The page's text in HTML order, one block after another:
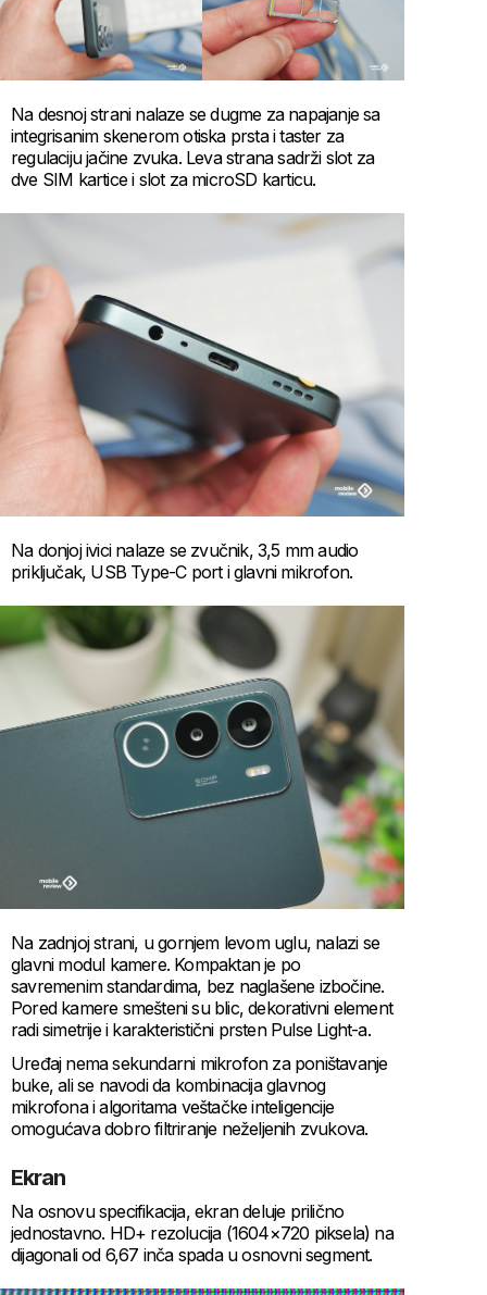
Na desnoj strani nalaze se dugme za napajanje sa
integrisanim skenerom otiska prsta i taster za
regulaciju jačine zvuka. Leva strana sadrži slot za
dve SIM kartice i slot za microSD karticu.
Na donjoj ivici nalaze se zvučnik, 3,5 mm audio
priključak, USB Type-C port i glavni mikrofon.
Na zadnjoj strani, u gornjem levom uglu, nalazi se
glavni modul kamere. Kompaktan je po
savremenim standardima, bez naglašene izbočine.
Pored kamere smešteni su blic, dekorativni element
radi simetrije i karakteristični prsten Pulse Light-a.
Uređaj nema sekundarni mikrofon za poništavanje
buke, ali se navodi da kombinacija glavnog
mikrofona i algoritama veštačke inteligencije
omogućava dobro filtriranje neželjenih zvukova.
Ekran
Na osnovu specifikacija, ekran deluje prilično
jednostavno. HD+ rezolucija (1604×720 piksela) na
dijagonali od 6,67 inča spada u osnovni segment.